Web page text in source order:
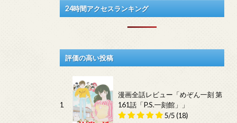
24時間アクセスランキング
評価の高い投稿
1
漫画全話レビュー「めぞん一刻 第
161話「P.S.一刻館」」
5/5 (18)